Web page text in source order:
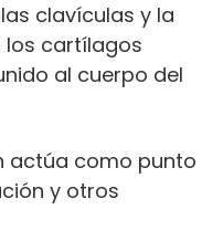
clavículas y la
los cartílagos
al cuerpo del
actúa como punto
y otros